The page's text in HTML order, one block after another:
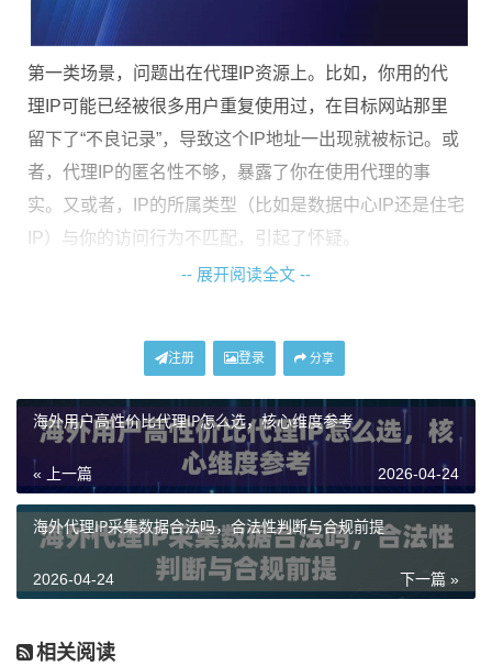
第一类场景，问题出在代理IP资源上。比如，你用的代
理IP可能已经被很多用户重复使用过，在目标网站那里
留下了“不良记录”，导致这个IP地址一出现就被标记。或
者，代理IP的匿名性不够，暴露了你在使用代理的事
实。又或者，IP的所属类型（比如是数据中心IP还是住宅
IP）与你的访问行为不匹配，引起了怀疑。
第二类场景，问题出在访问目标上。如今许多网站，尤
常先进的反爬虫和风控系统。它们不仅会检查IP地址，
还会综合判断访问频率、行为模式、浏览器指纹等多种
信息。即使你换了一个新的代理IP，如果访问行为过于
机械化，也可能会立刻触发限制。
应对方法一：从源头提升代理IP质量
如果问题根源在于代理IP本身，那么最直接的解决办法
就是升级你的代理IP资源。这里有几个关键点需要你特
-- 展开阅读全文 --
注册 登录 分享
海外用户高性价比代理IP怎么选，核心维度参考
« 上一篇 2026-04-24
海外代理IP采集数据合法吗，合法性判断与合规前提
下一篇 »
2026-04-24
相关阅读